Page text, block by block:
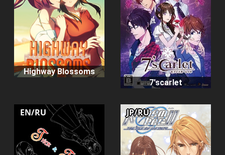
Highway Blossoms
7'scarlet
EN/RU JP/RU